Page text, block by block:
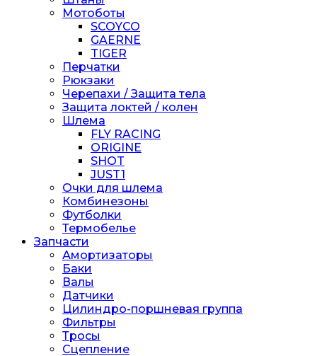
Мотоботы
SCOYCO
GAERNE
TIGER
Перчатки
Рюкзаки
Черепахи / Защита тела
Защита локтей / колен
Шлема
FLY RACING
ORIGINE
SHOT
JUST1
Очки для шлема
Комбинезоны
Футболки
Термобелье
Запчасти
Амортизаторы
Баки
Валы
Датчики
Цилиндро-поршневая группа
Фильтры
Тросы
Сцепление